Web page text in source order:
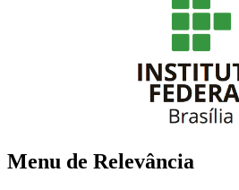
Menu de Relevância